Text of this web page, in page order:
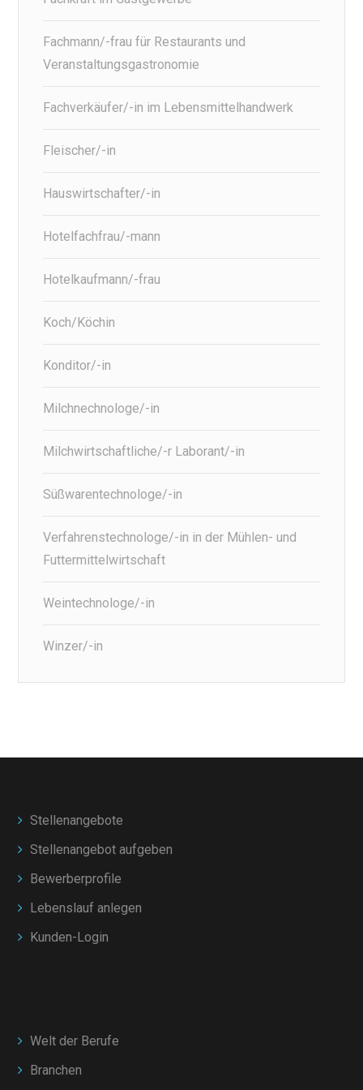
Fachmann/-frau für Restaurants und
Veranstaltungsgastronomie
Fachverkäufer/-in im Lebensmittelhandwerk
Fleischer/-in
Hauswirtschafter/-in
Hotelfachfrau/-mann
Hotelkaufmann/-frau
Koch/Köchin
Konditor/-in
Milchnechnologe/-in
Milchwirtschaftliche/-r Laborant/-in
Süßwarentechnologe/-in
Verfahrenstechnologe/-in in der Mühlen- und
Futtermittelwirtschaft
Weintechnologe/-in
Winzer/-in
Stellenangebote
Stellenangebot aufgeben
Bewerberprofile
Lebenslauf anlegen
Kunden-Login
Welt der Berufe
Branchen